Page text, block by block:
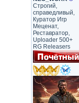
Строгий,
справедливый,
Куратор Игр
Меценат,
Реставратор,
Uploader 500+
RG Releasers